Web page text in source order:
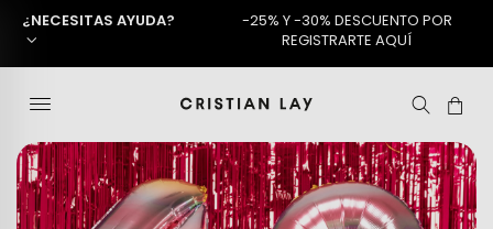
¿NECESITAS AYUDA?
-25% Y -30% DESCUENTO POR
REGISTRARTE AQUÍ